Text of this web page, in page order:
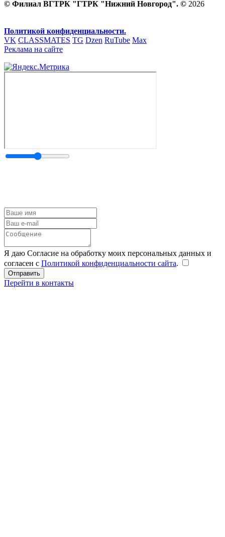
© Филиал ВГТРК "ГТРК "Нижний Новгород". © 2026
Политикой конфиденциальности.
VK CLASSMATES TG Dzen RuTube Max
Реклама на сайте
Я даю Согласие на обработку моих персональных данных и
согласен с Политикой конфиденциальности сайта.
Перейти в контакты